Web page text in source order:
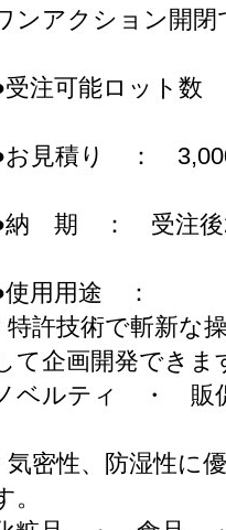
ンアクション開
受注可能ロット
お見積り ：
納 期 ： 受注後
使用用途 ：
特許技術で斬新な
て企画開発できま
ベルティ ・ 販
気密性、防湿性に
。